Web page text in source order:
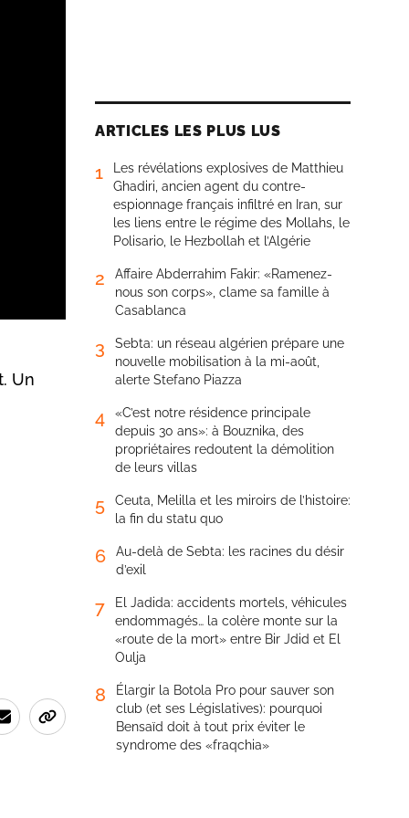
Un
ARTICLES LES PLUS LUS
1
Les révélations explosives de Matthieu
Ghadiri, ancien agent du contre-
espionnage français infiltré en Iran, sur
les liens entre le régime des Mollahs, le
Polisario, le Hezbollah et l’Algérie
2
Affaire Abderrahim Fakir: «Ramenez-
nous son corps», clame sa famille à
Casablanca
3
Sebta: un réseau algérien prépare une
nouvelle mobilisation à la mi-août,
alerte Stefano Piazza
4
«C’est notre résidence principale
depuis 30 ans»: à Bouznika, des
propriétaires redoutent la démolition
de leurs villas
5
Ceuta, Melilla et les miroirs de l’histoire:
la fin du statu quo
6
Au-delà de Sebta: les racines du désir
d’exil
7
El Jadida: accidents mortels, véhicules
endommagés… la colère monte sur la
«route de la mort» entre Bir Jdid et El
Oulja
8
Élargir la Botola Pro pour sauver son
club (et ses Législatives): pourquoi
Bensaïd doit à tout prix éviter le
syndrome des «fraqchia»